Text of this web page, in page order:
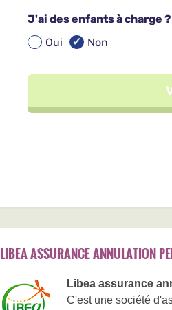
LIBEA ASSURANCE ANNULATION
Libea assurance
C'est une société